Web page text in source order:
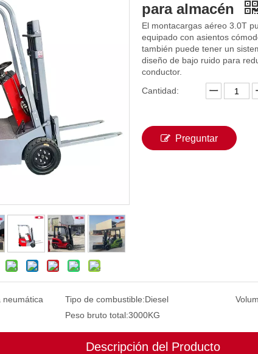
para almacén
El montacargas aéreo 3.0T
equipado con asientos
también puede tener un
diseño de bajo ruido para
conductor.
Cantidad:
Preguntar
neumática
Tipo de combustible:Diesel
Peso bruto total:3000KG
Descripción del Producto